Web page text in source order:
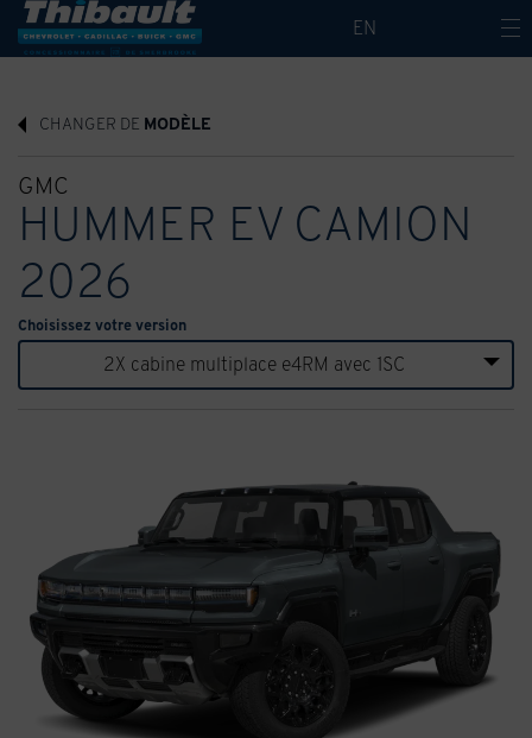
EN
CHANGER DE MODÈLE
GMC
HUMMER EV CAMION
2026
Choisissez votre version
2X cabine multiplace e4RM avec 1SC